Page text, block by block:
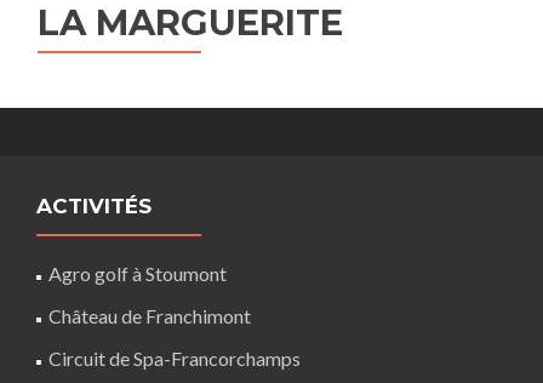
LA MARGUERITE
ACTIVITÉS
Agro golf à Stoumont
Château de Franchimont
Circuit de Spa-Francorchamps